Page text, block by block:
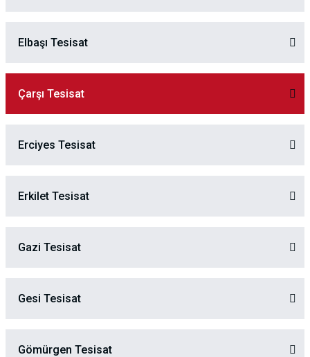
Elbaşı Tesisat
Çarşı Tesisat
Erciyes Tesisat
Erkilet Tesisat
Gazi Tesisat
Gesi Tesisat
Gömürgen Tesisat